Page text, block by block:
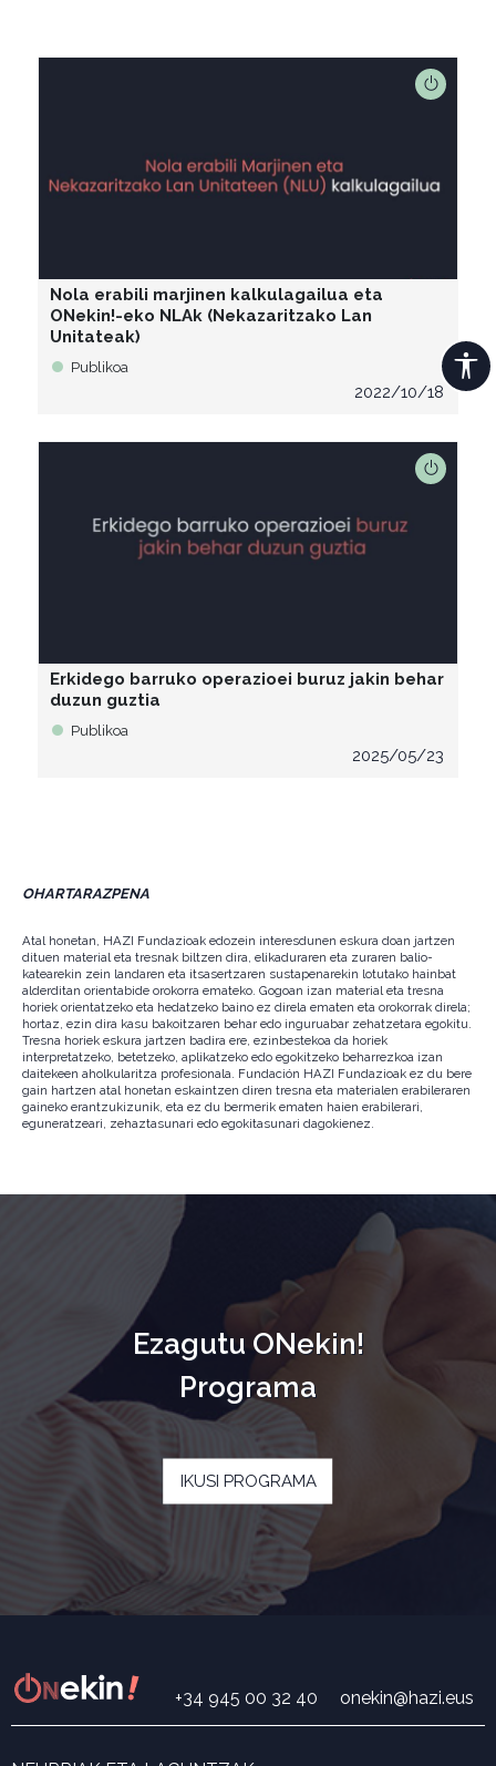
Nola erabili marjinen kalkulagailua eta
ONekin!-eko NLAk (Nekazaritzako Lan
Unitateak)
Publikoa
2022/10/18
Erkidego barruko operazioei buruz jakin behar
duzun guztia
Publikoa
2025/05/23
OHARTARAZPENA
Atal honetan, HAZI Fundazioak edozein interesdunen eskura doan jartzen
dituen material eta tresnak biltzen dira, elikaduraren eta zuraren balio-
katearekin zein landaren eta itsasertzaren sustapenarekin lotutako hainbat
alderditan orientabide orokorra emateko. Gogoan izan material eta tresna
horiek orientatzeko eta hedatzeko baino ez direla ematen eta orokorrak direla;
hortaz, ezin dira kasu bakoitzaren behar edo inguruabar zehatzetara egokitu.
Tresna horiek eskura jartzen badira ere, ezinbestekoa da horiek
interpretatzeko, betetzeko, aplikatzeko edo egokitzeko beharrezkoa izan
daitekeen aholkularitza profesionala. Fundación HAZI Fundazioak ez du bere
gain hartzen atal honetan eskaintzen diren tresna eta materialen erabileraren
gaineko erantzukizunik, eta ez du bermerik ematen haien erabilerari,
eguneratzeari, zehaztasunari edo egokitasunari dagokienez.
Ezagutu ONekin!
Programa
IKUSI PROGRAMA
+34 945 00 32 40 onekin@hazi.eus